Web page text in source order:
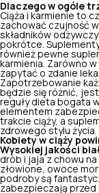
Dlaczego w ogóle
Ciąża i karmienie to
zachować czujność
składników
pokrótce.
również pewne
karmienia. Zarówno
zapytać o zdanie
Zapotrzebowanie
będzie się różnić,
reguły dieta bogata
elementem
trakcie ciąży, a
zdrowego stylu życia.
Kobiety w ciąży
Wysokiej jakości
drób i jaja z chowu
złowione, owoce
podroby są
zabezpieczają przed